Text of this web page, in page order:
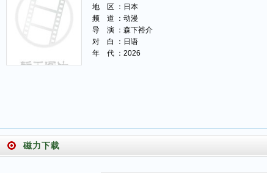
地 区 ：日本
频 道 ：动漫
导 演 ：森下裕介
对 白 ：日语
年 代 ：2026
磁力下载